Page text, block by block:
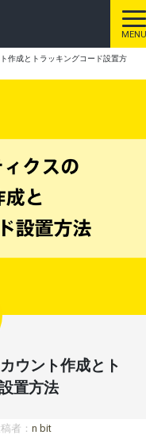
MENU
作成とトラッキングコード設置方
ウント作成とト
置方法
者： n bit